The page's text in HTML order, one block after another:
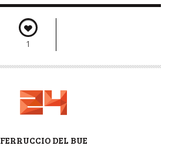
1
FERRUCCIO DEL BUE